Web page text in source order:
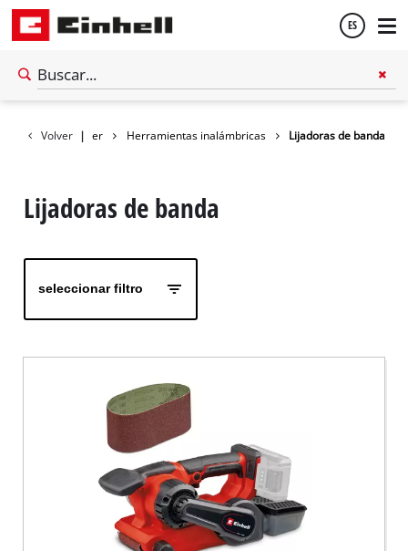
ES
Volver |Taller Herramientas inalámbricas Lijadoras de banda
Lijadoras de banda
seleccionar filtro